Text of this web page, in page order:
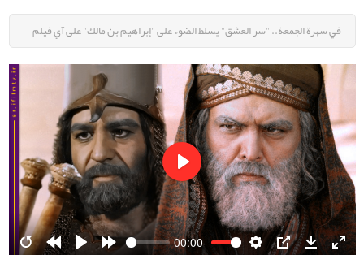
في سهرة الجمعة.. "سر العشق" يسلط الضوء على "إبراهيم بن مالك" على آي فيلم
00:00
Play